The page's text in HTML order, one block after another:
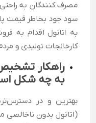
مصرف کنندگان به
سود جود بخاطر قیمت
به اتانول اقدام به
کارخانجات تولیدی و
راهکار
به چه شکل
بهترین و در
(اتانول بدون ناخالصی